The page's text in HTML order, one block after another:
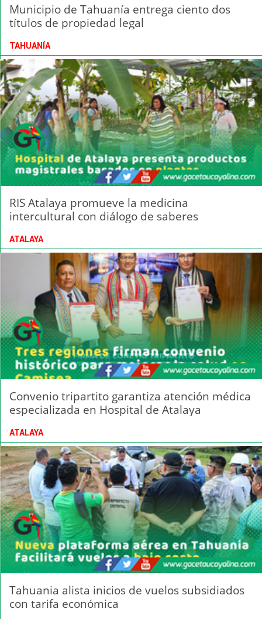
Municipio de Tahuanía entrega ciento dos
títulos de propiedad legal
TAHUANÍA
RIS Atalaya promueve la medicina
intercultural con diálogo de saberes
ATALAYA
Convenio tripartito garantiza atención médica
especializada en Hospital de Atalaya
ATALAYA
Tahuania alista inicios de vuelos subsidiados
con tarifa económica